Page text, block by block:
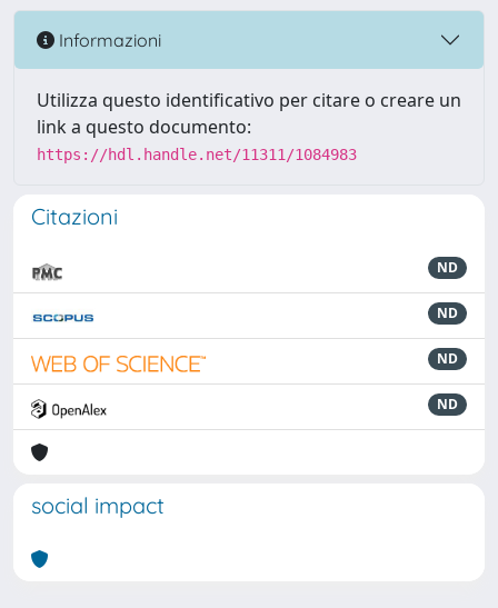
Informazioni
Utilizza questo identificativo per citare o creare un
link a questo documento:
https://hdl.handle.net/11311/1084983
Citazioni
ND
ND
ND
ND
social impact